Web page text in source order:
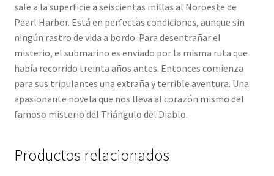
sale a la superficie a seiscientas millas al Noroeste de
Pearl Harbor. Está en perfectas condiciones, aunque sin
ningún rastro de vida a bordo. Para desentrañar el
misterio, el submarino es enviado por la misma ruta que
había recorrido treinta años antes. Entonces comienza
para sus tripulantes una extraña y terrible aventura. Una
apasionante novela que nos lleva al corazón mismo del
famoso misterio del Triángulo del Diablo.
Productos relacionados